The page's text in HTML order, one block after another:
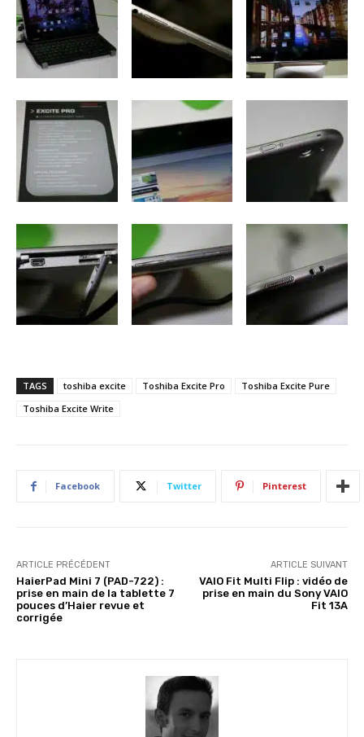
TAGS toshiba excite Toshiba Excite Pro
Toshiba Excite Pure
Toshiba Excite Write
Facebook Twitter Pinterest
ARTICLE PRÉCÉDENT
HaierPad Mini 7 (PAD-722) :
prise en main de la tablette 7
pouces d’Haier revue et
corrigée
ARTICLE SUIVANT
VAIO Fit Multi Flip : vidéo de
prise en main du Sony VAIO
Fit 13A